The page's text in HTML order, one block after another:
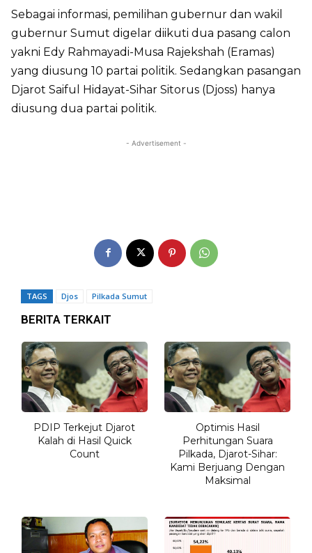
Sebagai informasi, pemilihan gubernur dan wakil
gubernur Sumut digelar diikuti dua pasang calon
yakni Edy Rahmayadi-Musa Rajekshah (Eramas)
yang diusung 10 partai politik. Sedangkan pasangan
Djarot Saiful Hidayat-Sihar Sitorus (Djoss) hanya
diusung dua partai politik.
- Advertisement -
TAGS Djos Pilkada Sumut
BERITA TERKAIT
PDIP Terkejut Djarot
Kalah di Hasil Quick
Count
Optimis Hasil
Perhitungan Suara
Pilkada, Djarot-Sihar:
Kami Berjuang Dengan
Maksimal